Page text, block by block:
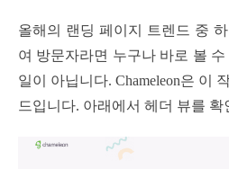
올해의 랜딩 페이지 트렌드 중
여 방문자라면 누구나 바로 볼
일이 아닙니다. Chameleon은 이
드입니다. 아래에서 헤더 뷰를